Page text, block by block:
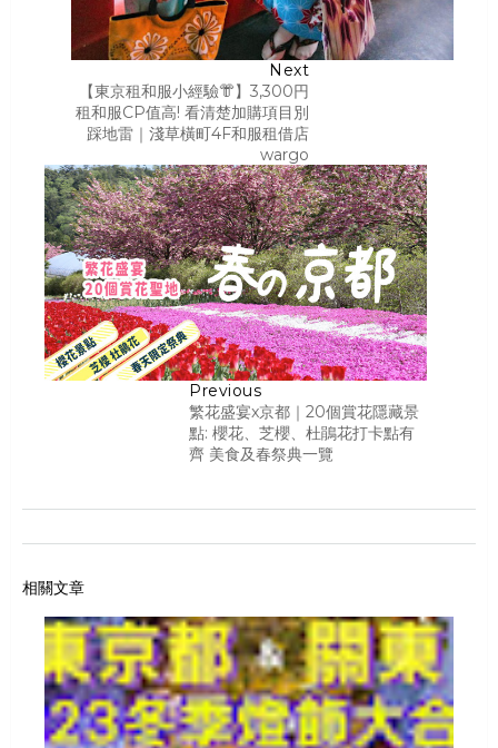
Next
【東京租和服小經驗👘】3,300円
租和服CP值高! 看清楚加購項目別
踩地雷｜淺草橫町4F和服租借店
wargo
Previous
繁花盛宴x京都｜20個賞花隱藏景
點: 櫻花、芝櫻、杜鵑花打卡點有
齊 美食及春祭典一覽
相關文章